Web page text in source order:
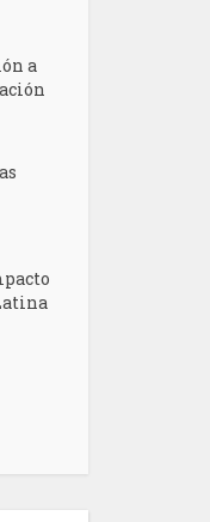
a